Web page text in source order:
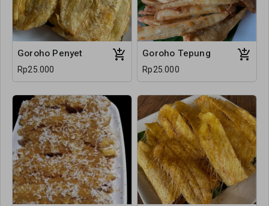
Goroho Penyet
Rp25.000
Goroho Tepung
Rp25.000